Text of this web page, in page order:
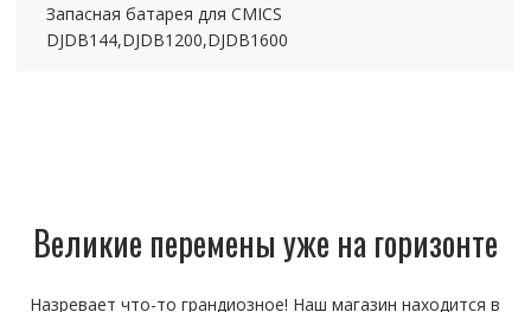
Запасная батарея для CMICS
DJDB144,DJDB1200,DJDB1600
Великие перемены уже на горизонте
Назревает что-то грандиозное! Наш магазин находится в